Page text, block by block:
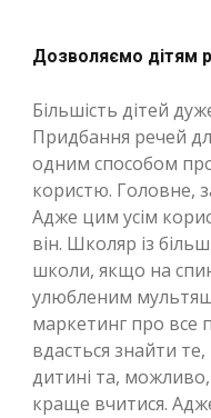
Дозволяємо дітям
Більшість дітей
Придбання речей
одним способом
користю. Головне,
Адже цим усім
він. Школяр із
школи, якщо на
улюбленим
маркетинг про все
вдасться знайти
дитині та,
краще вчитися.